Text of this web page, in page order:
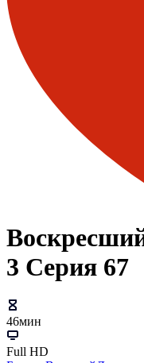
3 Серия 67
46мин
Full HD